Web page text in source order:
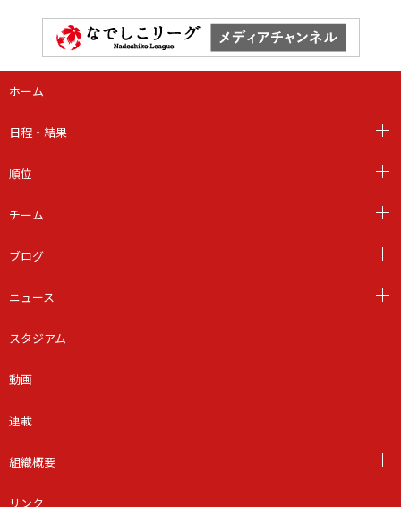
ホーム
日程・結果
順位
チーム
ブログ
ニュース
スタジアム
動画
連載
組織概要
リンク